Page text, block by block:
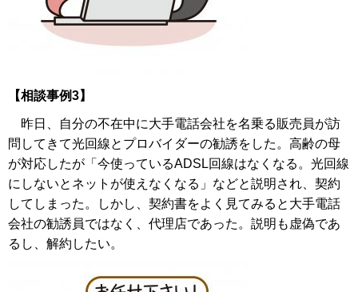
【相談事例3】
昨日、自分の不在中に大手電話会社を名乗る販売員が訪
問してきて光回線とプロバイダーの勧誘をした。高齢の母
が対応したが「今使っているADSL回線はなくなる。光回線
にしないとネットが使えなくなる」などと説明され、契約
してしまった。しかし、契約書をよく見てみると大手電話
会社の勧誘員ではなく、代理店であった。説明も虚偽であ
るし、解約したい。